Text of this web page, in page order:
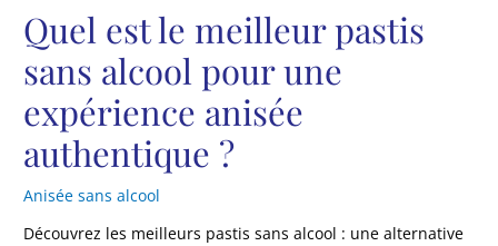
Quel est le meilleur pastis
sans alcool pour une
expérience anisée
authentique ?
Anisée sans alcool
Découvrez les meilleurs pastis sans alcool : une alternative